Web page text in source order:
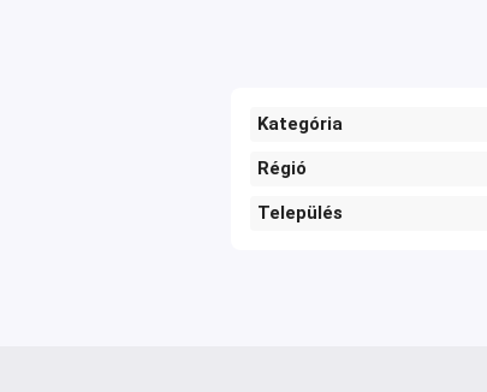
Kategória
Régió
Település